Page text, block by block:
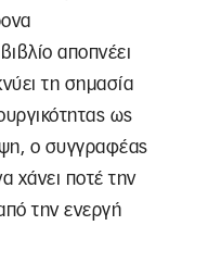
αποπνέει
τη σημασία
ως
ο συγγραφέας
χάνει ποτέ την
την ενεργή